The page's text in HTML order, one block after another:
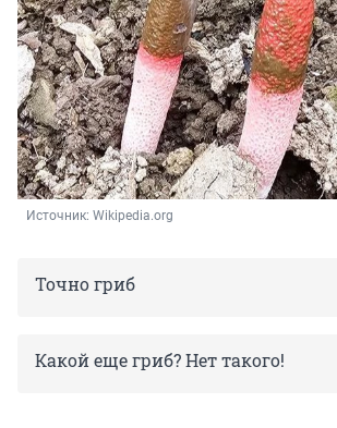
Источник: Wikipedia.org
Точно гриб
Какой еще гриб? Нет такого!